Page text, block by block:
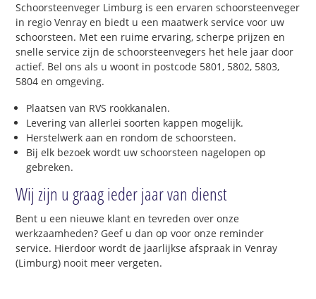
Schoorsteenveger Limburg is een ervaren schoorsteenveger
in regio Venray en biedt u een maatwerk service voor uw
schoorsteen. Met een ruime ervaring, scherpe prijzen en
snelle service zijn de schoorsteenvegers het hele jaar door
actief. Bel ons als u woont in postcode 5801, 5802, 5803,
5804 en omgeving.
Plaatsen van RVS rookkanalen.
Levering van allerlei soorten kappen mogelijk.
Herstelwerk aan en rondom de schoorsteen.
Bij elk bezoek wordt uw schoorsteen nagelopen op
gebreken.
Wij zijn u graag ieder jaar van dienst
Bent u een nieuwe klant en tevreden over onze
werkzaamheden? Geef u dan op voor onze reminder
service. Hierdoor wordt de jaarlijkse afspraak in Venray
(Limburg) nooit meer vergeten.